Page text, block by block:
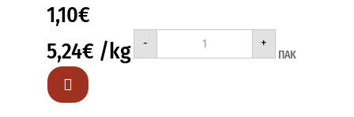
1,10€
5,24€ /kg -
7DAYS
ΒΕΡΙΚΟΚΟ
3Χ70gr
+
ΠΑΚ
